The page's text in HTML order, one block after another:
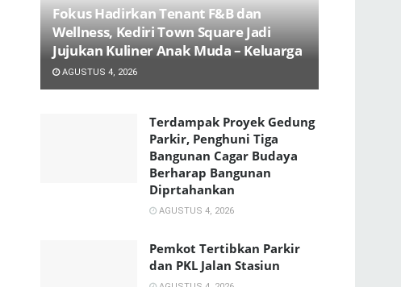
Fokus Hadirkan Tenant F&B dan
Wellness, Kediri Town Square Jadi
Jujukan Kuliner Anak Muda – Keluarga
AGUSTUS 4, 2026
Terdampak Proyek Gedung
Parkir, Penghuni Tiga
Bangunan Cagar Budaya
Berharap Bangunan
Diprtahankan
AGUSTUS 4, 2026
Pemkot Tertibkan Parkir
dan PKL Jalan Stasiun